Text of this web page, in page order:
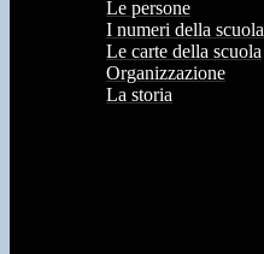
Le persone
I numeri della scuola
Le carte della scuola
Organizzazione
La storia